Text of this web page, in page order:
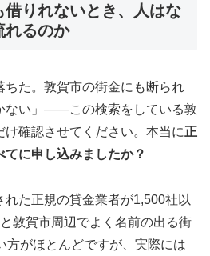
りれないとき、人はな
れるのか
ちた。敦賀市の街金にも断られ
ない」——この検索をしている敦
確認させてください。本当に正
に申し込みましたか？
れた正規の貸金業者が1,500社以
敦賀市周辺でよく名前の出る街
方がほとんどですが、実際には